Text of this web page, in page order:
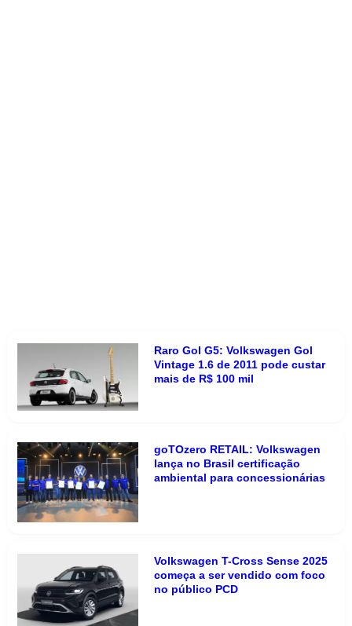
Raro Gol G5: Volkswagen Gol
Vintage 1.6 de 2011 pode custar
mais de R$ 100 mil
goTOzero RETAIL: Volkswagen
lança no Brasil certificação
ambiental para concessionárias
Volkswagen T-Cross Sense 2025
começa a ser vendido com foco
no público PCD